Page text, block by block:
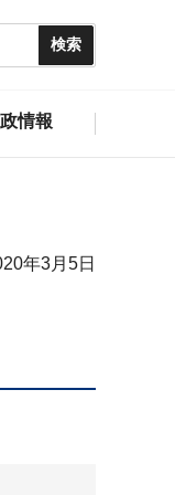
情報
年3月5日